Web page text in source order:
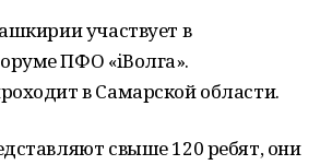
участвует в
ПФО «iВолга».
в Самарской области.
свыше 120 ребят, они